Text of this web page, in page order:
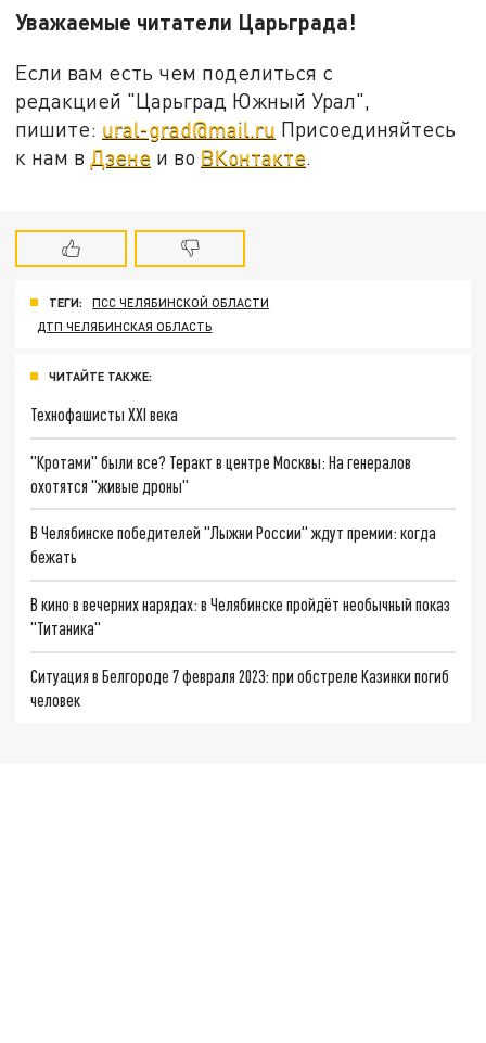
Уважаемые читатели Царьграда!
Если вам есть чем поделиться с
редакцией "Царьград Южный Урал",
пишите: ural-grad@mail.ru Присоединяйтесь
к нам в Дзене и во ВКонтакте
ТЕГИ:
ПСС ЧЕЛЯБИНСКОЙ ОБЛАСТИ
ДТП ЧЕЛЯБИНСКАЯ ОБЛАСТЬ
ЧИТАЙТЕ ТАКЖЕ:
Технофашисты XXI века
"Кротами" были все? Теракт в центре Москвы: На генералов
охотятся "живые дроны"
В Челябинске победителей "Лыжни России" ждут премии: когда
бежать
В кино в вечерних нарядах: в Челябинске пройдёт необычный показ
"Титаника"
Ситуация в Белгороде 7 февраля 2023: при обстреле Казинки погиб
человек